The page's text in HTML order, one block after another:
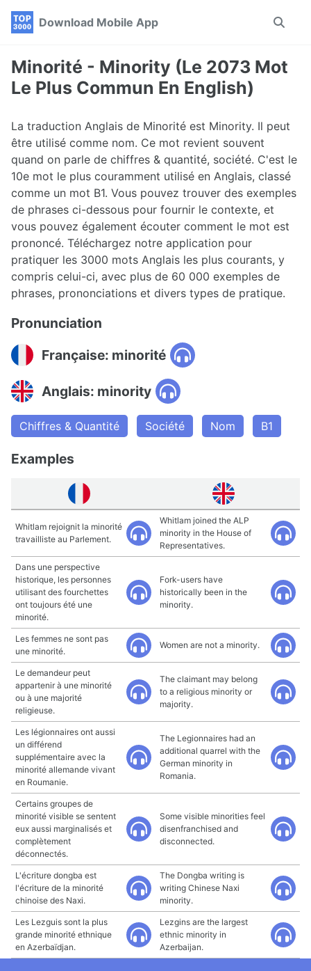
Skip
navigation
Skip
Skip
Download Mobile App
Toggle
Minorité - Minority (Le 2073 Mot
Le Plus Commun En English)
La traduction Anglais de Minorité est Minority. Il peut
être utilisé comme nom. Ce mot revient souvent
quand on parle de chiffres & quantité, société. C'est le
10e mot le plus couramment utilisé en Anglais, classé
comme un mot B1. Vous pouvez trouver des exemples
de phrases ci-dessous pour fournir le contexte, et
vous pouvez également écouter comment le mot est
prononcé. Téléchargez notre application pour
pratiquer les 3000 mots Anglais les plus courants, y
compris celui-ci, avec plus de 60 000 exemples de
phrases, prononciations et divers types de pratique.
Pronunciation
Française: minorité
Anglais: minority
Chiffres & Quantité Société Nom B1
Examples
Whitlam rejoignit la minorité
travailliste au Parlement.
Whitlam joined the ALP
minority in the House of
Representatives.
Dans une perspective
historique, les personnes
utilisant des fourchettes
ont toujours été une
minorité.
Fork-users have
historically been in the
minority.
Les femmes ne sont pas
une minorité.
Women are not a minority.
Le demandeur peut
appartenir à une minorité
ou à une majorité
religieuse.
The claimant may belong
to a religious minority or
majority.
Les légionnaires ont aussi
un différend
supplémentaire avec la
minorité allemande vivant
en Roumanie.
The Legionnaires had an
additional quarrel with the
German minority in
Romania.
Certains groupes de
minorité visible se sentent
eux aussi marginalisés et
complètement
déconnectés.
Some visible minorities feel
disenfranchised and
disconnected.
L'écriture dongba est
l'écriture de la minorité
chinoise des Naxi.
The Dongba writing is
writing Chinese Naxi
minority.
Les Lezguis sont la plus
grande minorité ethnique
en Azerbaïdjan.
Lezgins are the largest
ethnic minority in
Azerbaijan.